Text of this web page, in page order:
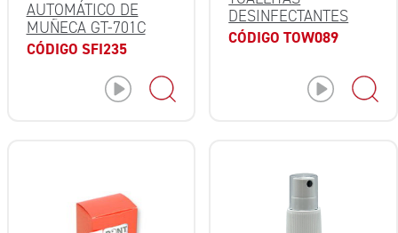
AUTOMÁTICO DE
MUÑECA GT-701C
CÓDIGO SFI235
DESINFECTANTES
CÓDIGO TOW089